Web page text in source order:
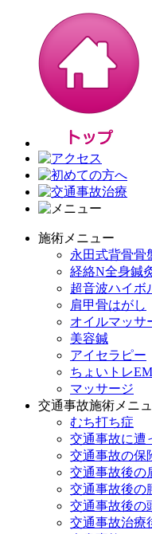
施術メニュー
永田式背骨骨
経絡N全身鍼
超音波ハイボ
肩甲骨はがし
オイルマッサ
美容鍼
アイセラピー
ちょいトレ
マッサージ
交通事故施術メニ
むち打ち症
交通事故に遭
交通事故の保
交通事故後の
交通事故後の
交通事故後の
交通事故治療